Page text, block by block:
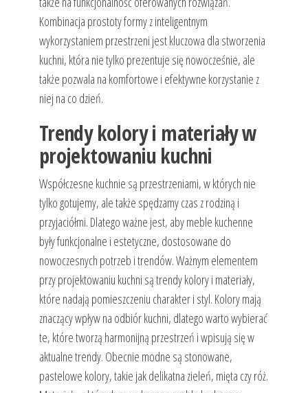
Kombinacja prostoty formy z inteligentnym
wykorzystaniem przestrzeni jest kluczowa dla stworzenia
kuchni, która nie tylko prezentuje się nowocześnie, ale
także pozwala na komfortowe i efektywne korzystanie z
niej na co dzień.
Trendy kolory i materiały w
projektowaniu kuchni
Współczesne kuchnie są przestrzeniami, w których nie
tylko gotujemy, ale także spędzamy czas z rodziną i
przyjaciółmi. Dlatego ważne jest, aby meble kuchenne
były funkcjonalne i estetyczne, dostosowane do
nowoczesnych potrzeb i trendów. Ważnym elementem
przy projektowaniu kuchni są trendy kolory i materiały,
które nadają pomieszczeniu charakter i styl. Kolory mają
znaczący wpływ na odbiór kuchni, dlatego warto wybierać
te, które tworzą harmonijną przestrzeń i wpisują się w
aktualne trendy. Obecnie modne są stonowane,
pastelowe kolory, takie jak delikatna zieleń, mięta czy róż.